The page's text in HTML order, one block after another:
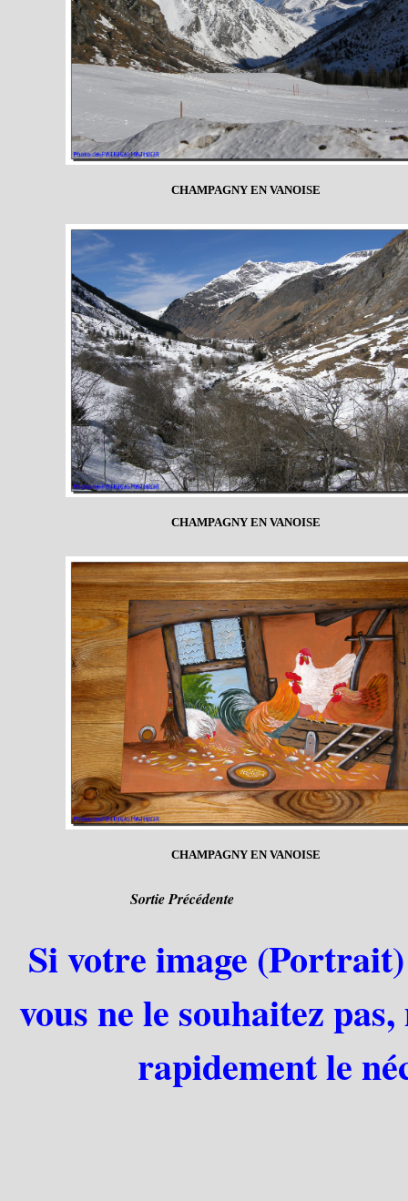
CHAMPAGNY EN VANOISE
CHAMPAGNY EN VANOISE
CHAMPAGNY EN VANOISE
Sortie Précédente
Si votre image
vous ne le souhaitez
rapidement le